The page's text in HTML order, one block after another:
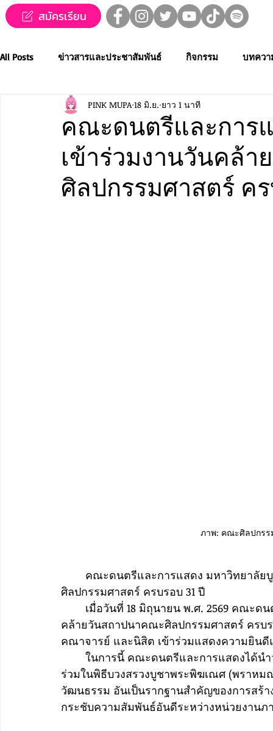
สมัครเรียน
All Posts ข่าวสารและประชาสัมพันธ์ กิจกรรม บทควา
ข่าวทุนการศึกษา MUPA ชวนชม👀🍿
Western Music Applied Performing Art Creative Thai
คณะดนตรีและการ
เข้าร่วมงานวันคล้
ศิลปกรรมศาสตร์ ค
PINK MUPA 18 มิ.ย. ยาว 1 นาที
ภาพ: คณะศิลปกรร
ศิลปกรรมศาสตร์ ครบรอบ 31 ปี
คล้ายวันสถาปนาคณะศิลปกรรมศาสตร์ คร
คณาจารย์ และนิสิต เข้าร่วมแสดงความยิน
ร่วมในพิธีบวงสรวงบูชาพระพิฆเณศ (พราห
วัฒนธรรม อันเป็นรากฐานสำคัญของการสร้
กระชับความสัมพันธ์อันดีระหว่างหน่วยงานภ